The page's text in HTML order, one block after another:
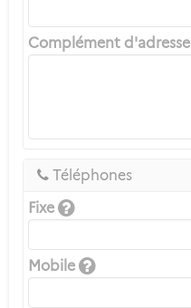
Complément d'adresse
Téléphones
Fixe
Mobile